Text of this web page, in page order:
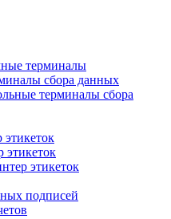
терминалы
сбора данных
терминалы сбора
этикеток
этикеток
подписей